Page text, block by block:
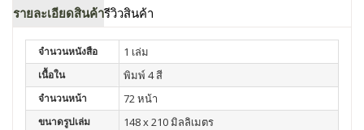
รายละเอียดสินค้ารีวิวสินค้า
จำนวนหนังสือ 1 เล่ม
เนื้อใน พิมพ์ 4 สี
จำนวนหน้า 72 หน้า
ขนาดรูปเล่ม 148 x 210 มิลลิเมตร